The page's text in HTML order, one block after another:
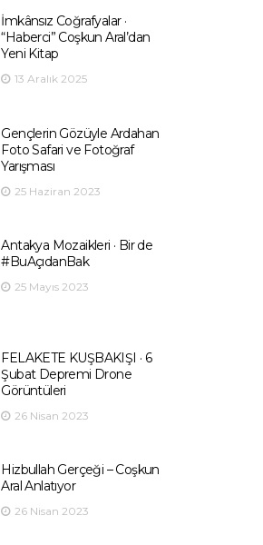
İmkânsız Coğrafyalar ·
“Haberci” Coşkun Aral’dan
Yeni Kitap
13 Aralık 2025
Gençlerin Gözüyle Ardahan
Foto Safari ve Fotoğraf
Yarışması
25 Haziran 2023
Antakya Mozaikleri · Bir de
#BuAçıdanBak
25 Mayıs 2023
FELAKETE KUŞBAKIŞI · 6
Şubat Depremi Drone
Görüntüleri
26 Nisan 2023
Hizbullah Gerçeği – Coşkun
Aral Anlatıyor
26 Nisan 2023